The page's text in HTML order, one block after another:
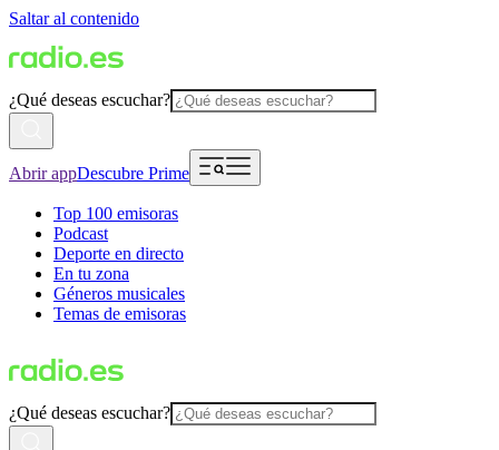
Saltar al contenido
¿Qué deseas escuchar?
Abrir appDescubre Prime
Top 100 emisoras
Podcast
Deporte en directo
En tu zona
Géneros musicales
Temas de emisoras
¿Qué deseas escuchar?